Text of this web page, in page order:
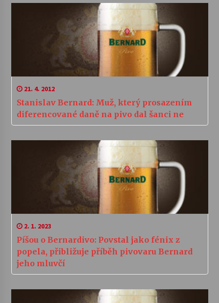
21. 4. 2012
Stanislav Bernard: Muž, který prosazením
diferencované daně na pivo dal šanci ne
2. 1. 2023
Píšou o Bernardivo: Povstal jako fénix z
popela, přibližuje příběh pivovaru Bernard
jeho mluvčí